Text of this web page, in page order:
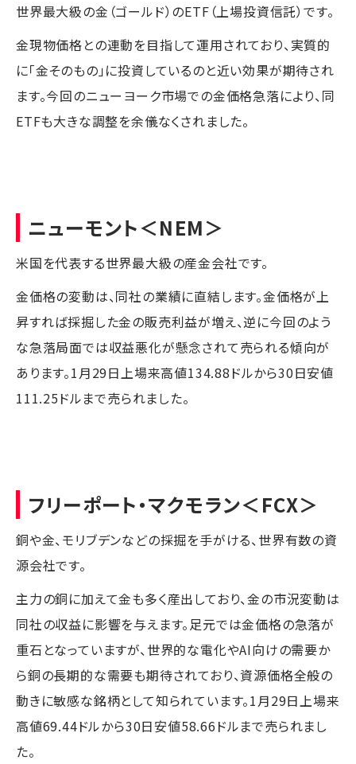
世界最大級の金（ゴールド）のETF（上場投資信託）です。
金現物価格との連動を目指して運用されており、実質的
に「金そのもの」に投資しているのと近い効果が期待され
ます。今回のニューヨーク市場での金価格急落により、同
ETFも大きな調整を余儀なくされました。
ニューモント＜NEM＞
米国を代表する世界最大級の産金会社です。
金価格の変動は、同社の業績に直結します。金価格が上
昇すれば採掘した金の販売利益が増え、逆に今回のよう
な急落局面では収益悪化が懸念されて売られる傾向が
あります。1月29日上場来高値134.88ドルから30日安値
111.25ドルまで売られました。
フリーポート・マクモラン＜FCX＞
銅や金、モリブデンなどの採掘を手がける、世界有数の資
源会社です。
主力の銅に加えて金も多く産出しており、金の市況変動は
同社の収益に影響を与えます。足元では金価格の急落が
重石となっていますが、世界的な電化やAI向けの需要か
ら銅の長期的な需要も期待されており、資源価格全般の
動きに敏感な銘柄として知られています。1月29日上場来
高値69.44ドルから30日安値58.66ドルまで売られまし
た。